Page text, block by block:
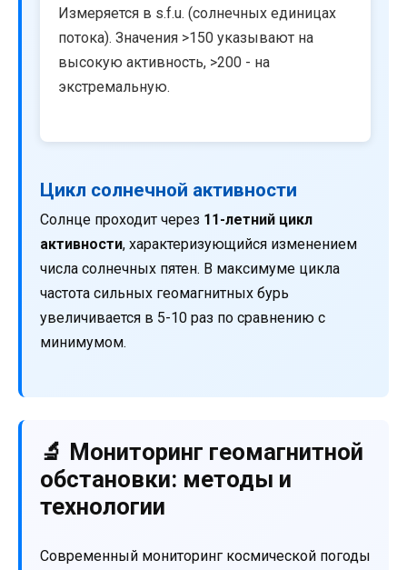
Измеряется в s.f.u. (солнечных единицах
потока). Значения >150 указывают на
высокую активность, >200 - на
экстремальную.
Цикл солнечной активности
Солнце проходит через 11-летний цикл
активности, характеризующийся изменением
числа солнечных пятен. В максимуме цикла
частота сильных геомагнитных бурь
увеличивается в 5-10 раз по сравнению с
минимумом.
🔬 Мониторинг геомагнитной
обстановки: методы и
технологии
Современный мониторинг космической погоды